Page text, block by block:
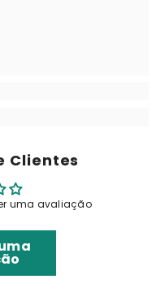
Clientes
uma avaliação